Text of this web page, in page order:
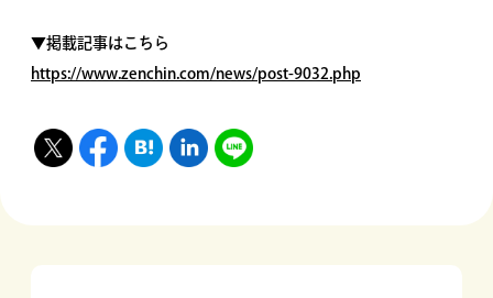
▼掲載記事はこちら
https://www.zenchin.com/news/post-9032.php